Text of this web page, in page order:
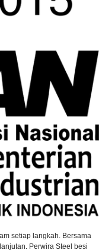
setiap langkah. Bersama
Perwira Steel besi